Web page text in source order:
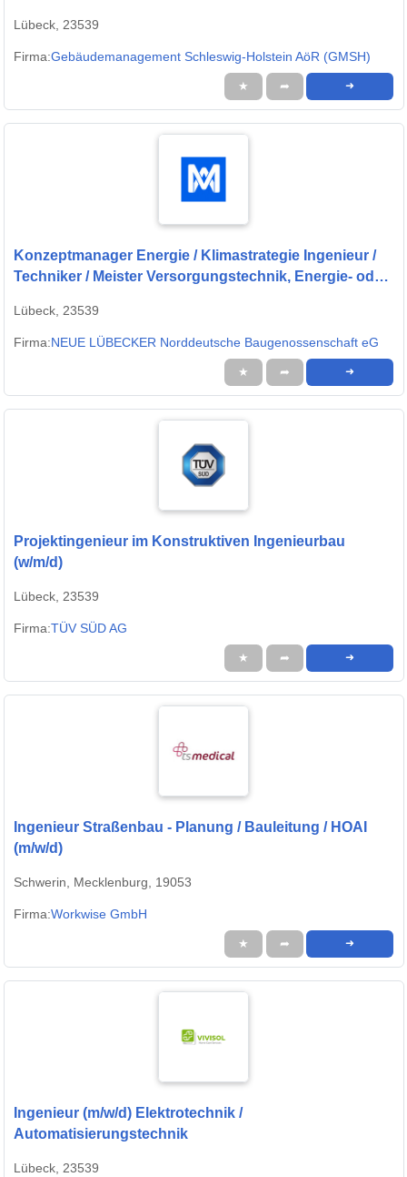
Lübeck, 23539
Firma:Gebäudemanagement Schleswig-Holstein AöR (GMSH)
★ ➦ ➜
Konzeptmanager Energie / Klimastrategie Ingenieur /
Techniker / Meister Versorgungstechnik, Energie- oder
Lübeck, 23539
Firma:NEUE LÜBECKER Norddeutsche Baugenossenschaft eG
★ ➦ ➜
Projektingenieur im Konstruktiven Ingenieurbau
(w/m/d)
Lübeck, 23539
Firma:TÜV SÜD AG
★ ➦ ➜
Ingenieur Straßenbau - Planung / Bauleitung / HOAI
(m/w/d)
Schwerin, Mecklenburg, 19053
Firma:Workwise GmbH
★ ➦ ➜
Ingenieur (m/w/d) Elektrotechnik /
Automatisierungstechnik
Lübeck, 23539